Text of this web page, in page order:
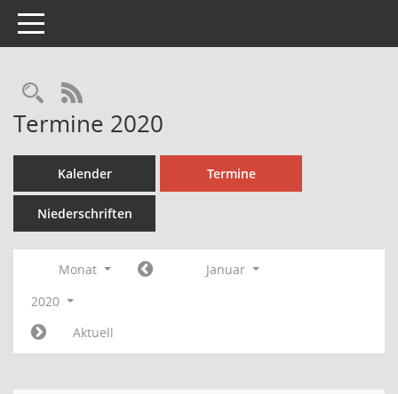
Toggle navigation
Rechercheauswahl
RSS-Feed
Termine 2020
Kalender Termine
Niederschriften
Monat
Januar
2020
Aktuell